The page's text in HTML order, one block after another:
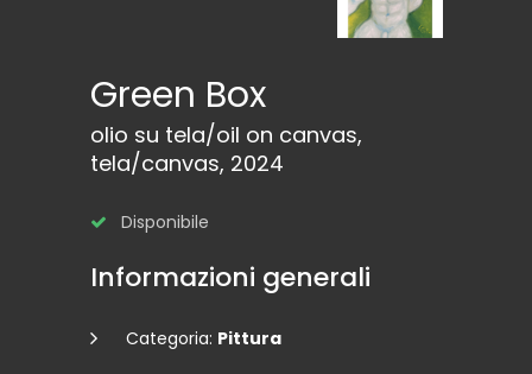
Green Box
olio su tela/oil on canvas,
tela/canvas, 2024
Disponibile
Informazioni generali
Categoria: Pittura